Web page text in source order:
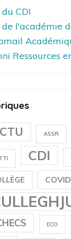
CDI
l'académie
Ressources
ASSR
CDI
ECO